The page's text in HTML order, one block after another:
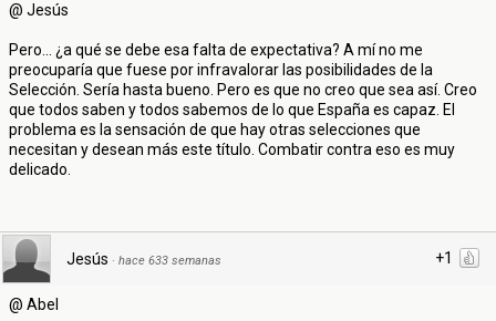
@ Jesús
Pero... ¿a qué se debe esa falta de expectativa? A mí no me
preocuparía que fuese por infravalorar las posibilidades de la
Selección. Sería hasta bueno. Pero es que no creo que sea así. Creo
que todos saben y todos sabemos de lo que España es capaz. El
problema es la sensación de que hay otras selecciones que
necesitan y desean más este título. Combatir contra eso es muy
delicado.
+1
Jesús · hace 633 semanas
@ Abel